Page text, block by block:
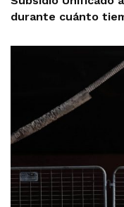
durante cuánto